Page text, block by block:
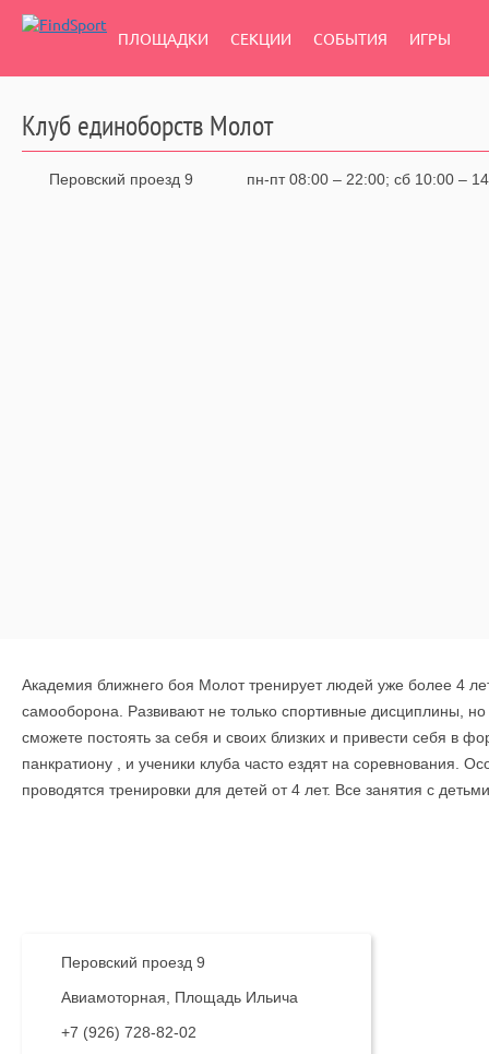
ПЛОЩАДКИ СЕКЦИИ СОБЫТИЯ ИГРЫ
Клуб единоборств Молот
Перовский проезд 9 пн-пт 08:00 – 22:00 сб 10:00 –
Академия ближнего боя Молот тренирует людей уже более 4
самооборона. Развивают не только спортивные дисциплины,
сможете постоять за себя и своих близких и привести себя в
панкратиону , и ученики клуба часто ездят на соревнования.
проводятся тренировки для детей от 4 лет. Все занятия с
Перовский проезд 9
Авиамоторная, Площадь Ильича
+7 (926) 728-82-02